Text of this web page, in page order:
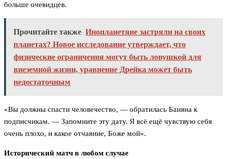
больше очевидцев.
Прочитайте также Инопланетяне застряли на своих
планетах? Новое исследование утверждает, что
физические ограничения могут быть ловушкой для
внеземной жизни, уравнение Дрейка может быть
недостаточным
«Вы должны спасти человечество, — обратилась Баияна к
подписчикам. — Запомните эту дату. Я всё ещё чувствую себя
очень плохо, и какое отчаяние, Боже мой».
Исторический матч в любом случае